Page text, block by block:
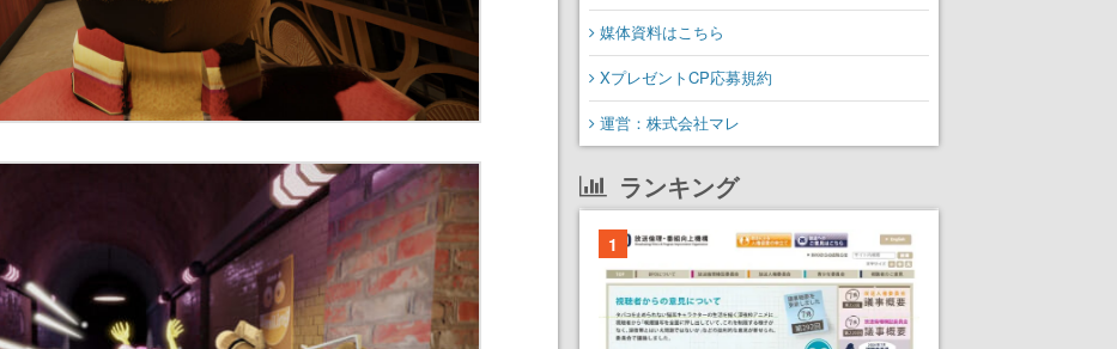
媒体資料はこちら
XプレゼントCP応募規約
運営：株式会社マレ
ランキング
1